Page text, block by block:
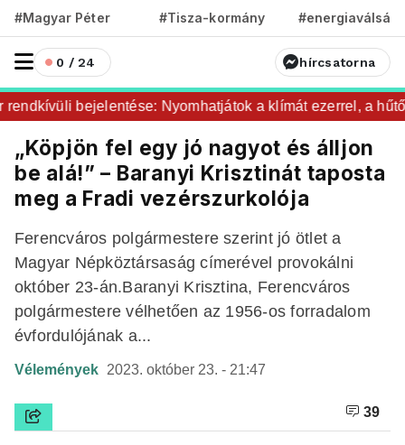
#Magyar Péter #Tisza-kormány #energiaválság
0 / 24 hírcsatorna
bejelentése: Nyomhatjátok a klímát ezerrel, a
„Köpjön fel egy jó nagyot és álljon
be alá!” – Baranyi Krisztinát taposta
meg a Fradi vezérszurkolója
Ferencváros polgármestere szerint jó ötlet a
Magyar Népköztársaság címerével provokálni
október 23-án.Baranyi Krisztina, Ferencváros
polgármestere vélhetően az 1956-os forradalom
évfordulójának a...
Vélemények 2023. október 23. - 21:47
39